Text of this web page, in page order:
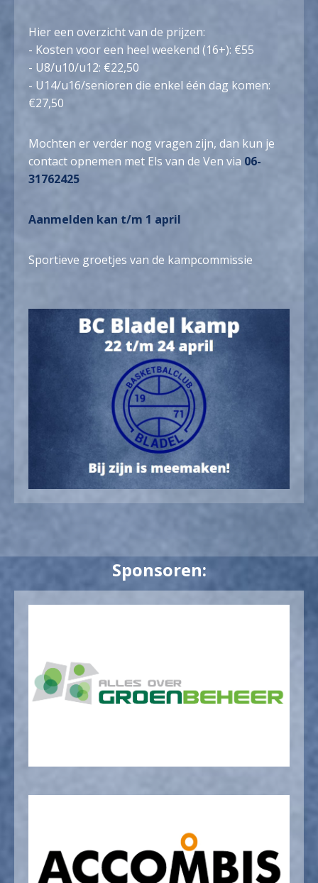
Hier een overzicht van de prijzen:
- Kosten voor een heel weekend (16+): €55
- U8/u10/u12: €22,50
- U14/u16/senioren die enkel één dag komen:
€27,50
Mochten er verder nog vragen zijn, dan kun je
contact opnemen met Els van de Ven via 06-
31762425
Aanmelden kan t/m 1 april
Sportieve groetjes van de kampcommissie
Sponsoren: